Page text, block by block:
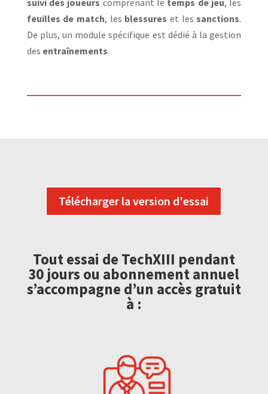
suivi des joueurs comprenant le temps de jeu, les
feuilles de match, les blessures et lessanctions.
De plus, un module spécifique est dédié à la gestion
des entraînements.
Télécharger la version d'essai
Tout essai de TechXIII pendant
30 jours ou abonnement annuel
s’accompagne d’un accès gratuit
à :